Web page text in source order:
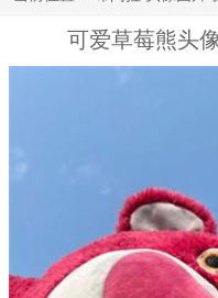
可爱草莓熊头